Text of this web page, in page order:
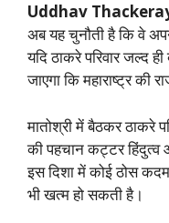
Uddhav
अब यह चुनौती है कि वे
यदि ठाकरे परिवार जल्द
जाएगा कि महाराष्ट्र की
मातोश्री में बैठकर ठाकरे
की पहचान कट्टर हिंदुत्व
इस दिशा में कोई ठोस
भी खत्म हो सकती है।